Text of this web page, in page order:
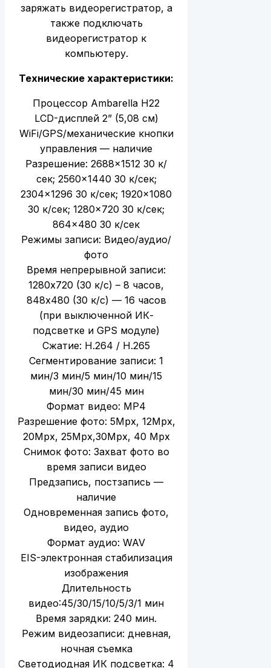
заряжать видеорегистратор, а
также подключать
видеорегистратор к
компьютеру.
Технические характеристики:
Процессор Ambarella H22
LCD-дисплей 2” (5,08 см)
WiFi/GPS/механические кнопки
управления — наличие
Разрешение: 2688×1512 30 к/
сек; 2560×1440 30 к/сек;
2304×1296 30 к/сек; 1920×1080
30 к/сек; 1280×720 30 к/сек;
864×480 30 к/сек
Режимы записи: Видео/аудио/
фото
Время непрерывной записи:
1280х720 (30 к/с) – 8 часов,
848х480 (30 к/с) — 16 часов
(при выключенной ИК-
подсветке и GPS модуле)
Сжатие: H.264 / H.265
Сегментирование записи: 1
мин/3 мин/5 мин/10 мин/15
мин/30 мин/45 мин
Формат видео: MP4
Разрешение фото: 5Мpx, 12Мpx,
20Мpx, 25Мpx,30Мpx, 40 Мpx
Снимок фото: Захват фото во
время записи видео
Предзапись, постзапись —
наличие
Одновременная запись фото,
видео, аудио
Формат аудио: WAV
EIS-электронная стабилизация
изображения
Длительность
видео:45/30/15/10/5/3/1 мин
Время зарядки: 240 мин.
Режим видеозаписи: дневная,
ночная съемка
Светодиодная ИК подсветка: 4